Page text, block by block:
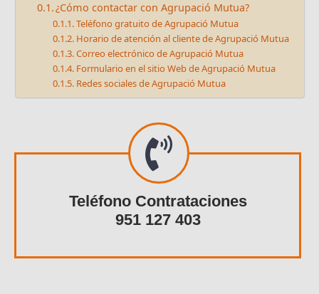
¿Cómo contactar con Agrupació Mutua?
Teléfono gratuito de Agrupació Mutua
Horario de atención al cliente de Agrupació Mutua
Correo electrónico de Agrupació Mutua
Formulario en el sitio Web de Agrupació Mutua
Redes sociales de Agrupació Mutua
Teléfono Contrataciones
951 127 403